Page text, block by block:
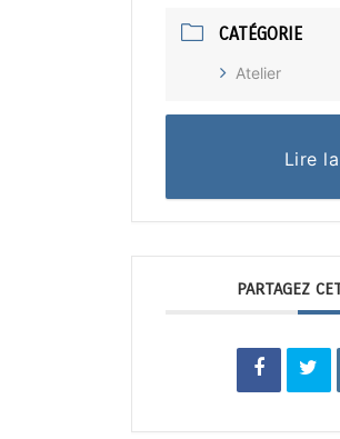
CATÉGORIE
Atelier
Lire
PARTAGEZ